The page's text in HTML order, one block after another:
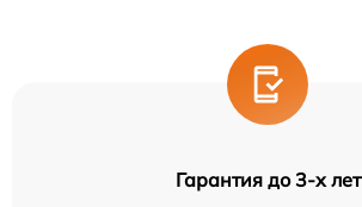
Гарантия до 3-х лет